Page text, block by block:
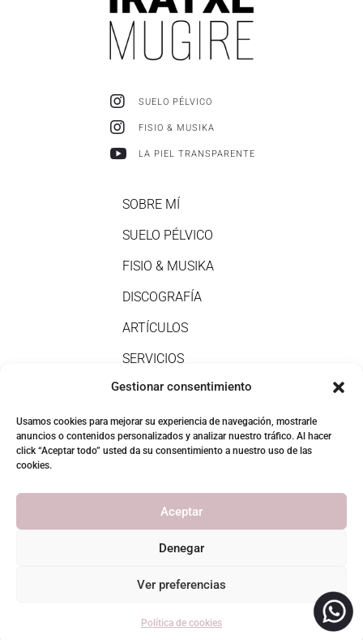
Gestionar consentimiento
Usamos cookies para mejorar su experiencia de navegación, mostrarle
anuncios o contenidos personalizados y analizar nuestro tráfico. Al hacer
click “Aceptar todo” usted da su consentimiento a nuestro uso de las
cookies.
Aceptar
Denegar
Ver preferencias
Política de cookies
 SUELO PÉLVICO
 FISIO & MUSIKA
 LA PIEL TRANSPARENTE
SOBRE MÍ
SUELO PÉLVICO
FISIO & MUSIKA
DISCOGRAFÍA
ARTÍCULOS
SERVICIOS
kaixo@iratxemugire.com
Barakaldo – Bilbo
Términos y condiciones|Privacidad